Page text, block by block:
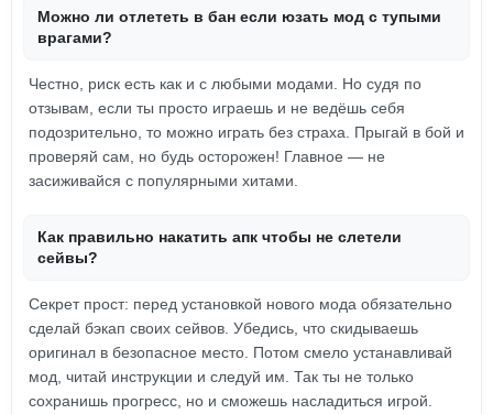
Можно ли отлететь в бан если юзать мод с тупыми
врагами?
Честно, риск есть как и с любыми модами. Но судя по
отзывам, если ты просто играешь и не ведёшь себя
подозрительно, то можно играть без страха. Прыгай в бой и
проверяй сам, но будь осторожен! Главное — не
засиживайся с популярными хитами.
Как правильно накатить апк чтобы не слетели
сейвы?
Секрет прост: перед установкой нового мода обязательно
сделай бэкап своих сейвов. Убедись, что скидываешь
оригинал в безопасное место. Потом смело устанавливай
мод, читай инструкции и следуй им. Так ты не только
сохранишь прогресс, но и сможешь насладиться игрой.